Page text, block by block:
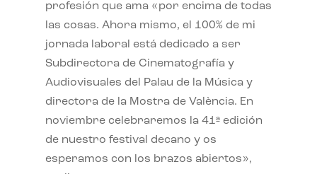
profesión que ama «por encima de todas
las cosas. Ahora mismo, el 100% de mi
jornada laboral está dedicado a ser
Subdirectora de Cinematografía y
Audiovisuales del Palau de la Música y
directora de la Mostra de València. En
noviembre celebraremos la 41ª edición
de nuestro festival decano y os
esperamos con los brazos abiertos»,